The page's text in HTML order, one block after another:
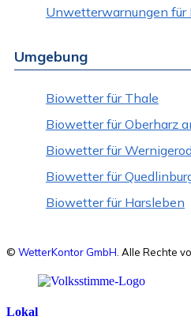
Unwetterwarnungen für
Umgebung
Biowetter für Thale
Biowetter für Oberharz
Biowetter für
Biowetter für
Biowetter für Harsleben
© WetterKontor GmbH . Alle Rechte
Lokal